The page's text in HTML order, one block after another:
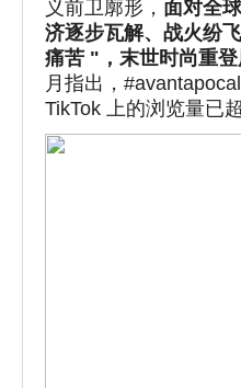
义前卫廓形， 面对全
济逐步瓦解、战火纷
痛苦 "，末世时尚重
月指出，
TikTok 上的浏览量已